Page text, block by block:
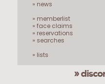
» news
» memberlist
» face claims
» reservations
» searches
» lists
»